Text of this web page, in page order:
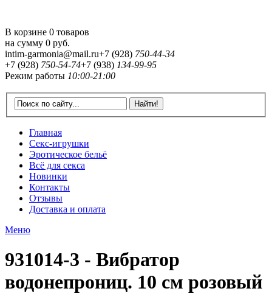
В корзине 0 товаров
на сумму 0 руб.
intim-garmonia@mail.ru+7 (928) 750-44-34
+7 (928) 750-54-74+7 (938) 134-99-95
Режим работы 10:00-21:00
Главная
Секс-игрушки
Эротическое бельё
Всё для секса
Новинки
Контакты
Отзывы
Доставка и оплата
Меню
931014-3 - Вибратор
водонепрониц. 10 см розовый